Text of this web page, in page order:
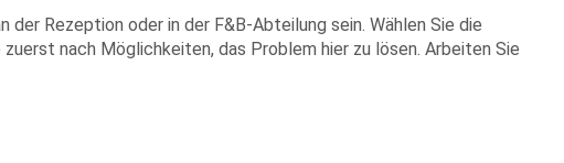
Rezeption oder in der F&B-Abteilung sein. Wählen Sie die
nach Möglichkeiten, das Problem hier zu lösen. Arbeiten Sie